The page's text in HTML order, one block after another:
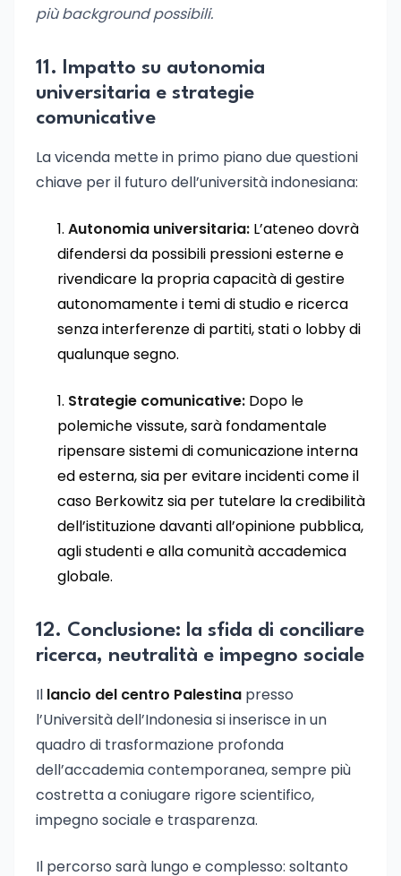
più background possibili.
11. Impatto su autonomia
universitaria e strategie
comunicative
La vicenda mette in primo piano due questioni
chiave per il futuro dell’università indonesiana:
Autonomia universitaria: L’ateneo dovrà
difendersi da possibili pressioni esterne e
rivendicare la propria capacità di gestire
autonomamente i temi di studio e ricerca
senza interferenze di partiti, stati o lobby di
qualunque segno.
Strategie comunicative: Dopo le
polemiche vissute, sarà fondamentale
ripensare sistemi di comunicazione interna
ed esterna, sia per evitare incidenti come il
caso Berkowitz sia per tutelare la credibilità
dell’istituzione davanti all’opinione pubblica,
agli studenti e alla comunità accademica
globale.
12. Conclusione: la sfida di conciliare
ricerca, neutralità e impegno sociale
Il lancio del centro Palestina presso
l’Università dell’Indonesia si inserisce in un
quadro di trasformazione profonda
dell’accademia contemporanea, sempre più
costretta a coniugare rigore scientifico,
impegno sociale e trasparenza.
Il percorso sarà lungo e complesso: soltanto